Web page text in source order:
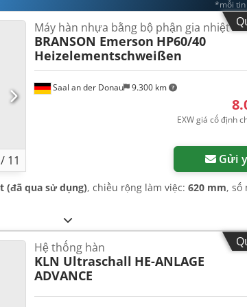
*mỗi tin
/ 11
Saal an der Donau 9.300 km
Máy hàn nhựa bằng bộ phận gia nhiệt
BRANSON Emerson HP60/40
Heizelementschweißen
EXW giá cố định
Gửi
(đã qua sử dụng), chiều rộng làm việc: 620 mm, số
Hệ thống hàn
KLN Ultraschall HE-ANLAGE
ADVANCE